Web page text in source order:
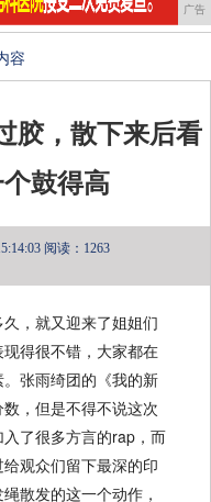
广告
容
胶，散下来后看
鼓得高
阅读：1263
，就又迎来了姐姐们
得很不错，大家都在
张雨绮团的《我的新
，但是不得不说这次
了很多方言的rap，而
观众们留下最深的印
散发的这一个动作，